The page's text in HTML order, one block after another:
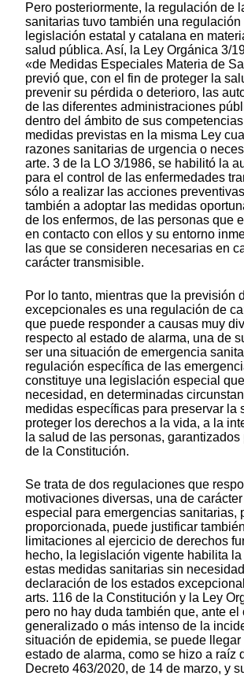
Pero posteriormente, la regulación de
sanitarias tuvo también una
legislación estatal y catalana en
salud pública. Así, la Ley Orgánica 3/
«de Medidas Especiales Materia de
previó que, con el fin de proteger la
prevenir su pérdida o deterioro, las
de las diferentes administraciones
dentro del ámbito de sus
medidas previstas en la misma Ley
razones sanitarias de urgencia o
arte. 3 de la LO 3/1986, se habilitó la
para el control de las enfermedades
sólo a realizar las acciones
también a adoptar las medidas
de los enfermos, de las personas que
en contacto con ellos y su entorno
las que se consideren necesarias en
carácter transmisible.
Por lo tanto, mientras que la previsión
excepcionales es una regulación de
que puede responder a causas muy
respecto al estado de alarma, una de
ser una situación de emergencia
regulación específica de las
constituye una legislación especial
necesidad, en determinadas
medidas específicas para preservar la
proteger los derechos a la vida, a la
la salud de las personas, garantizados
de la Constitución.
Se trata de dos regulaciones que
motivaciones diversas, una de
especial para emergencias sanitarias,
proporcionada, puede justificar
limitaciones al ejercicio de derechos
hecho, la legislación vigente habilita
estas medidas sanitarias sin
declaración de los estados
arts. 116 de la Constitución y la Ley
pero no hay duda también que, ante el
generalizado o más intenso de la
situación de epidemia, se puede llegar
estado de alarma, como se hizo a raíz
Decreto 463/2020, de 14 de marzo, y